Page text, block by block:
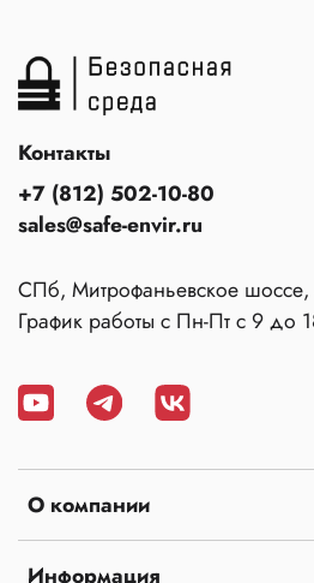
О компании
Информация
Контакты
+7 (812) 502-10-80
sales@safe-envir.ru
СПб, Митрофаньевское шоссе,
График работы с Пн-Пт с 9 до